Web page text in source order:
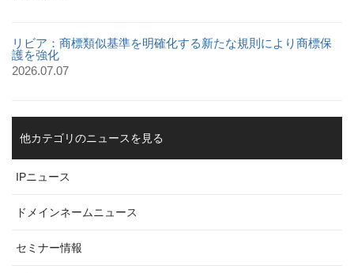
リビア：商標類似基準を明確化する新たな規則により商標保
護を強化
2026.07.07
他カテゴリのニュースを見る
IPニュース
ドメインネームニュース
セミナー情報